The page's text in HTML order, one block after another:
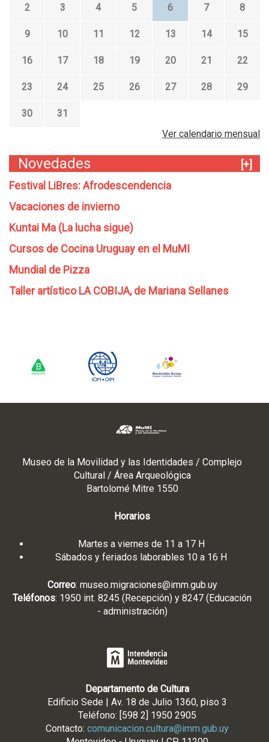
2 3 4 5 6 7 8
9 10 11 12 13 14 15
16 17 18 19 20 21 22
23 24 25 26 27 28 29
30
31
Ver calendario mensual
Novedades
[+]
Festival LiBres: Afrodescendencia
Vacaciones de invierno
Kuntai Ma (La lucha sigue)
Cursos de Cocina Uruguay en el MuMI
Mundial de Pizza
Taller artístico LA COBIJA, de Mariana Sellanes
Museo de la Movilidad y las Identidades / Complejo
Cultural / Área Arqueológica
Bartolomé Mitre 1550
Horarios
Martes a viernes de 11 a 17 H
Sábados y feriados laborables 10 a 16 H
Correo: museo.migraciones@imm.gub.uy
Teléfonos: 1950 int. 8245 (Recepción) y 8247 (Educación
- administración)
Departamento de Cultura
Edificio Sede | Av. 18 de Julio 1360, piso 3
Teléfono: [598 2] 1950 2905
Contacto: comunicacion.cultura@imm.gub.uy